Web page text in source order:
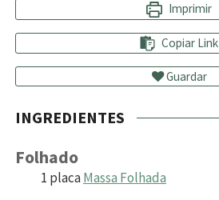
Imprimir
Copiar Link
Guardar
INGREDIENTES
Folhado
1 placaMassa Folhada